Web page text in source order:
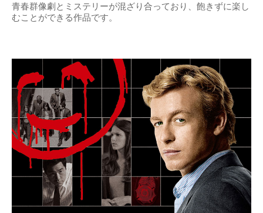
青春群像劇とミステリーが混ざり合っており、飽きずに楽し
むことができる作品です。